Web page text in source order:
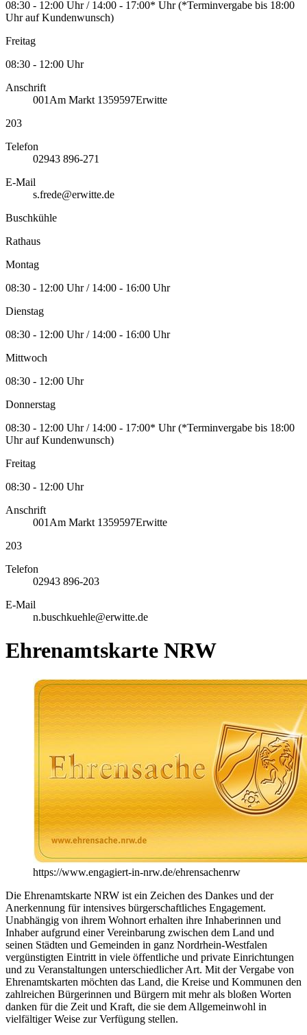
08:30 - 12:00 Uhr / 14:00 - 17:00* Uhr (*Terminvergabe bis 18:00
Uhr auf Kundenwunsch)
Freitag
08:30 - 12:00 Uhr
Anschrift
001 Am Markt 1359597Erwitte
203
Telefon
02943 896-271
E-Mail
s.frede@erwitte.de
Buschkühle
Rathaus
Montag
08:30 - 12:00 Uhr / 14:00 - 16:00 Uhr
Dienstag
08:30 - 12:00 Uhr / 14:00 - 16:00 Uhr
Mittwoch
08:30 - 12:00 Uhr
Donnerstag
08:30 - 12:00 Uhr / 14:00 - 17:00* Uhr (*Terminvergabe bis 18:00
Uhr auf Kundenwunsch)
Freitag
08:30 - 12:00 Uhr
Anschrift
001 Am Markt 1359597Erwitte
203
Telefon
02943 896-203
E-Mail
n.buschkuehle@erwitte.de
Ehrenamtskarte NRW
https://www.engagiert-in-nrw.de/ehrensachenrw
Die Ehrenamtskarte NRW ist ein Zeichen des Dankes und der
Anerkennung für intensives bürgerschaftliches Engagement.
Unabhängig von ihrem Wohnort erhalten ihre Inhaberinnen und
Inhaber aufgrund einer Vereinbarung zwischen dem Land und
seinen Städten und Gemeinden in ganz Nordrhein-Westfalen
vergünstigten Eintritt in viele öffentliche und private Einrichtungen
und zu Veranstaltungen unterschiedlicher Art. Mit der Vergabe von
Ehrenamtskarten möchten das Land, die Kreise und Kommunen den
zahlreichen Bürgerinnen und Bürgern mit mehr als bloßen Worten
danken für die Zeit und Kraft, die sie dem Allgemeinwohl in
vielfältiger Weise zur Verfügung stellen.